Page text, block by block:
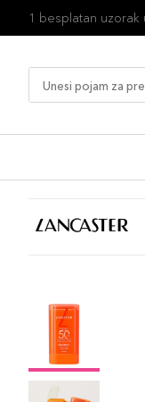
1 besplatan uzorak